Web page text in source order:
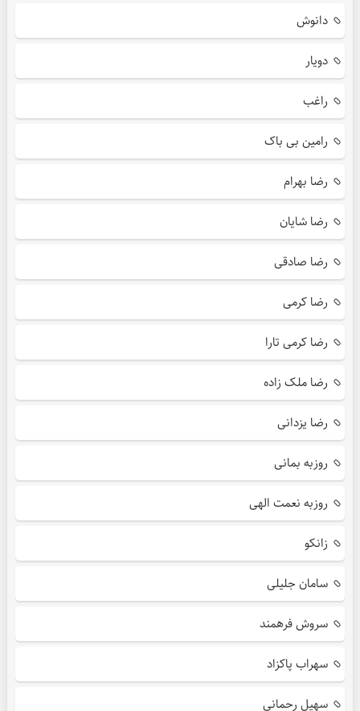
دانوش
دویار
راغب
رامین بی باک
رضا بهرام
رضا شایان
رضا صادقی
رضا کرمی
رضا کرمی تارا
رضا ملک زاده
رضا یزدانی
روزبه بمانی
روزبه نعمت الهی
زانکو
سامان جلیلی
سروش فرهمند
سهراب پاکزاد
سهیل رحمانی